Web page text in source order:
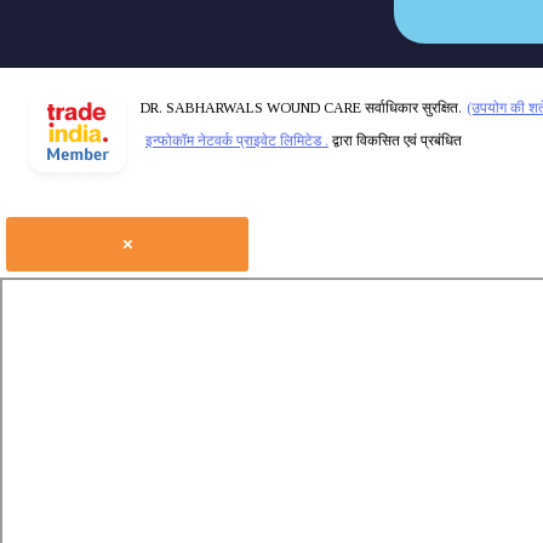
DR. SABHARWALS WOUND CARE सर्वाधिकार सुरक्षित. (उपयोग की
इन्फोकॉम नेटवर्क प्राइवेट लिमिटेड . द्वारा विकसित एवं प्रबंधित
×